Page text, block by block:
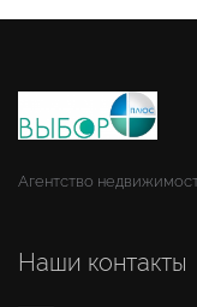
Агентство
Наши контакты